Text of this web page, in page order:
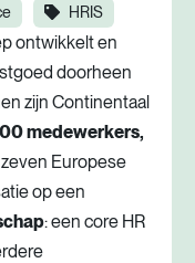
HRIS
ontwikkelt en
doorheen
zijn Continentaal
medewerkers,
Europese
op een
: een core HR